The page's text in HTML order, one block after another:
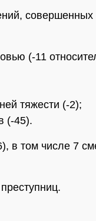
совершенных
(-11
тяжести (-2);
(-45).
в том числе 7